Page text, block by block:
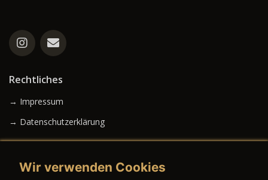
Rechtliches
→ Impressum
→ Datenschutzerklärung
Wir verwenden Cookies